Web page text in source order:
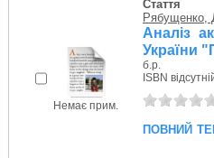
Немає прим.
Стаття
Рябущенко,
Аналіз
України
б.р.
ISBN
повний